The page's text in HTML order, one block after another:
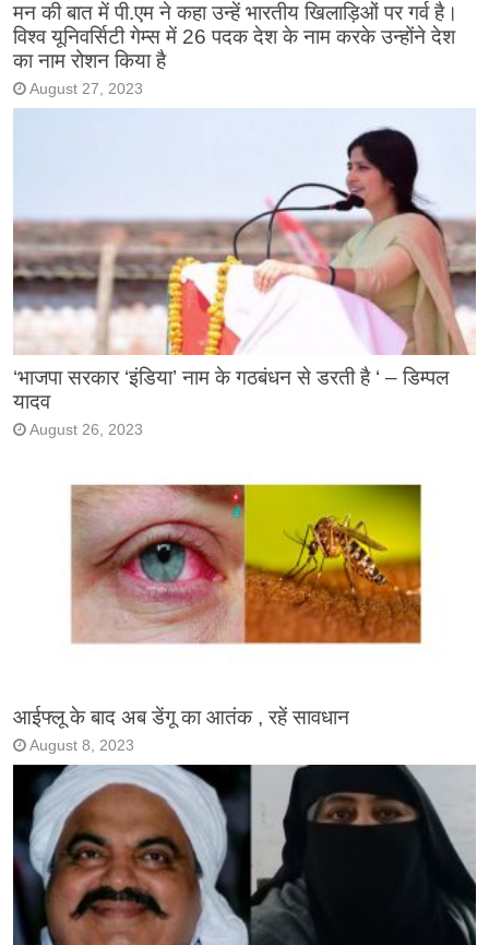
मन की बात में पी.एम ने कहा उन्हें भारतीय खिलाड़िओं पर गर्व है।
विश्व यूनिवर्सिटी गेम्स में 26 पदक देश के नाम करके उन्होंने देश
का नाम रोशन किया है
August 27, 2023
‘भाजपा सरकार ‘इंडिया’ नाम के गठबंधन से डरती है ‘ – डिम्पल
यादव
August 26, 2023
आईफ्लू के बाद अब डेंगू का आतंक , रहें सावधान
August 8, 2023